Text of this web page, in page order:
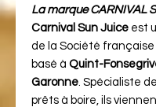
La marque CARNIVAL
Carnival Sun Juice est
de la Société française
basé à Quint-
Garonne . Spécialiste
prêts à boire, ils